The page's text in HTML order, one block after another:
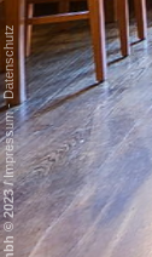
/
Impressum
-
Datenschutz